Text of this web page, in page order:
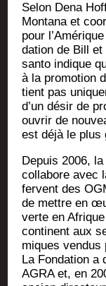
Selon Dena
Mon­ta­na et
pour
da­tion de Bill
san­to indique
à la pro­mo­tion
tient pas
d’un désir de
ouvrir de
est déjà le plus
Depuis 2006,
col­la­bore avec
fervent des
de mettre en
verte en
conti­nent aux
miques ven­dus
La Fon­da­tion a
AGRA et, en